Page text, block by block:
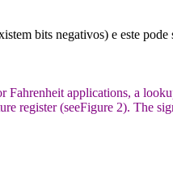
bits negativos) e este
applications, a
register (seeFigure 2). The